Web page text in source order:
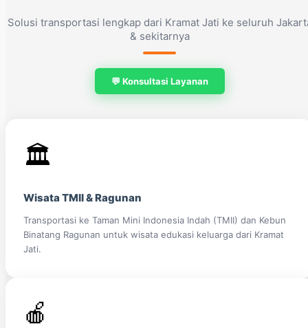
Solusi transportasi lengkap dari Kramat Jati ke seluruh
& sekitarnya
💬 Konsultasi Layanan
🏛️
Wisata TMII & Ragunan
Transportasi ke Taman Mini Indonesia Indah (TMII) dan Kebun
Binatang Ragunan untuk wisata edukasi keluarga dari Kramat
Jati.
🍎